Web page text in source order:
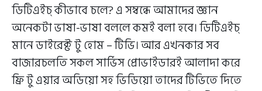
ডিটিএইচ্ কীভাবে চলে? এ সম্বন্ধে আমাদের জ্ঞান
অনেকটা ভাষা-ভাষা বললে কমই বলা হবে। ডিটিএইচ্
মানে ডাইরেক্ট টু হোম – টিভি। আর এখনকার সব
বাজারচলতি সকল সার্ভিস প্রোভাইডারই আলাদা করে
ফ্রি টু এয়ার অডিয়ো সহ ভিডিয়ো তাদের টিভিতে দিতে